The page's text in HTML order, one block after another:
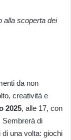
alla scoperta dei
da non
creatività e
2025, alle 17, con
Sembrerà di
una volta: giochi